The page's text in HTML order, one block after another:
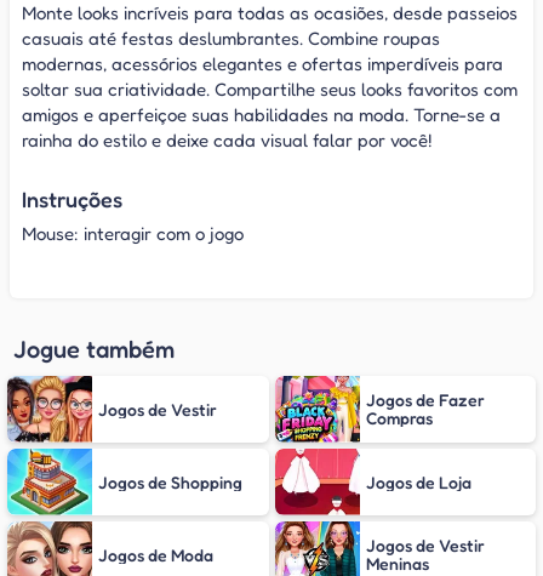
Monte looks incríveis para todas as ocasiões, desde passeios
casuais até festas deslumbrantes. Combine roupas
modernas, acessórios elegantes e ofertas imperdíveis para
soltar sua criatividade. Compartilhe seus looks favoritos com
amigos e aperfeiçoe suas habilidades na moda. Torne-se a
rainha do estilo e deixe cada visual falar por você!
Instruções
Mouse: interagir com o jogo
Jogue também
Jogos de Vestir
Jogos de Fazer
Compras
Jogos de Shopping Jogos de Loja
Jogos de Moda
Jogos de Vestir
Meninas